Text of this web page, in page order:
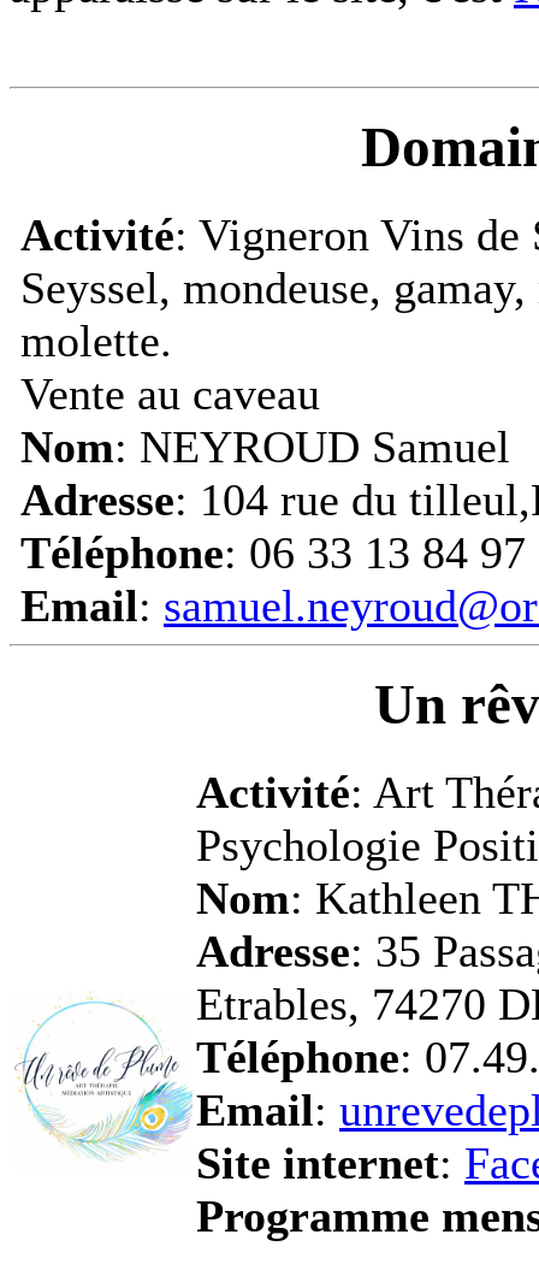
Activité: Vigneron Vins de
Seyssel, mondeuse,
molette.
Vente au caveau
Nom: NEYROUD Samuel
Adresse: 104 rue du
Téléphone: 06 33 13 84 97
Email:
Un
Activité: Art
Psychologie
Nom: Kathleen
Adresse: 35
Etrables, 74270
Téléphone:
Email:
Site internet:
Programme